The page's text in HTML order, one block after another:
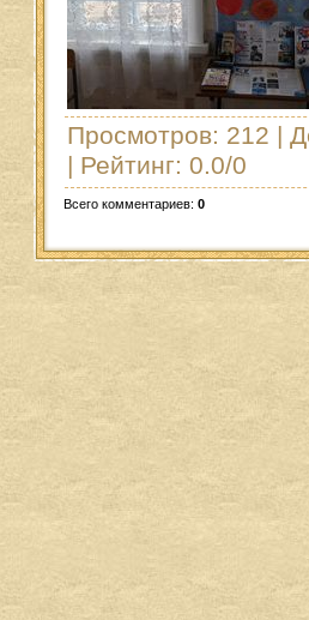
Просмотров: 212 |
| Рейтинг: 0.0/0
Всего комментариев: 0